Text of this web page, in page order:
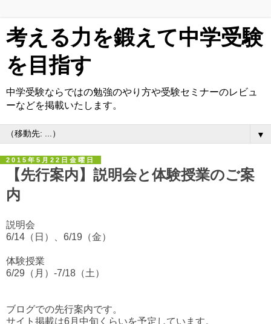
考える力を鍛えて中学受験
を目指す
中学受験ならではの勉強のやり方や受験セミナーのレビュ
ーなどを掲載いたします。
▼
2015年5月22日金曜日
【先行案内】説明会と体験授業のご案
内
説明会
6/14（日）、6/19（金）
体験授業
6/29（月）-7/18（土）
ブログでの先行案内です。
サイト掲載は6月中旬くらいを予定しています。